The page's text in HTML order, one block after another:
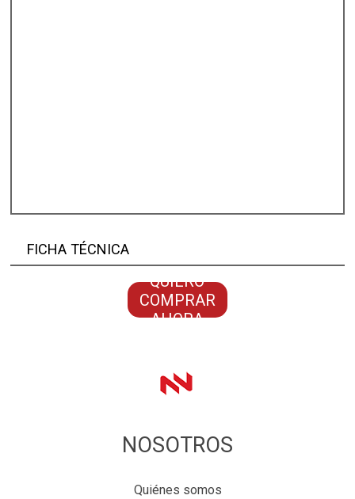
FICHA TÉCNICA
QUIERO
COMPRAR
AHORA
NOSOTROS
Quiénes somos